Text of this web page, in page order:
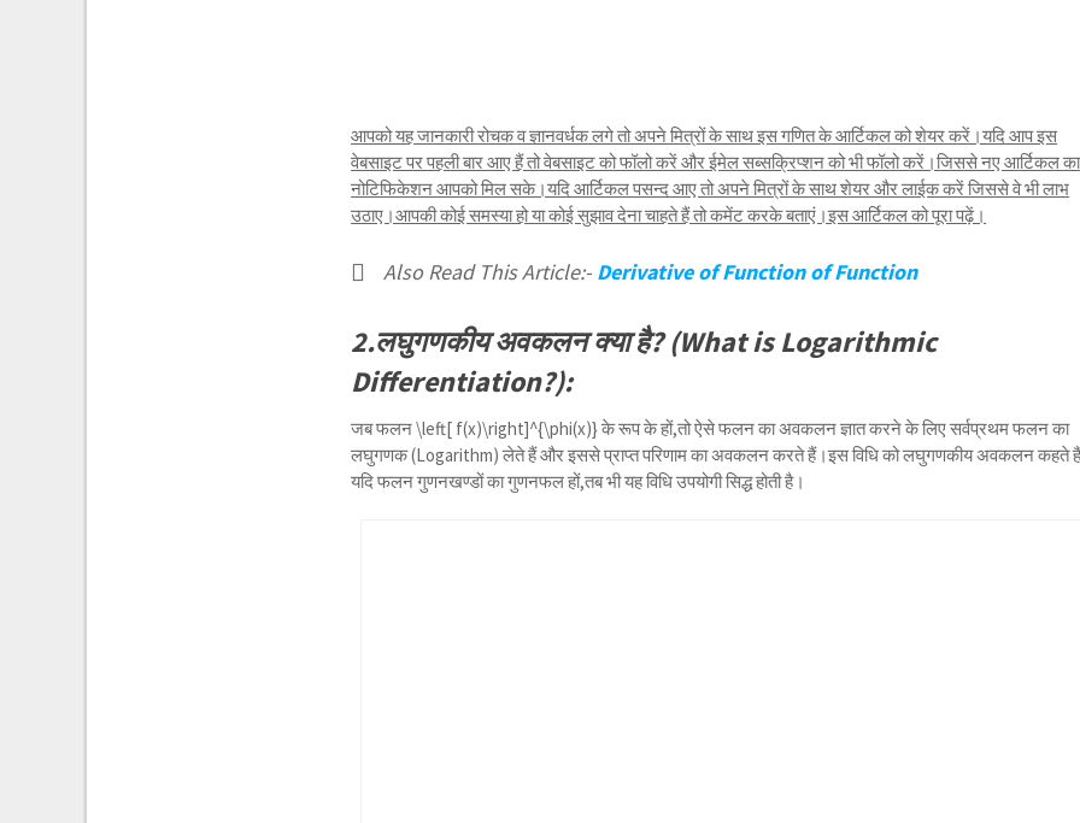
आपको यह जानकारी रोचक व ज्ञानवर्धक लगे तो अपने मित्रों के साथ इस गणित के आर्टिकल को शेयर करें।यदि आप इस
वेबसाइट पर पहली बार आए हैं तो वेबसाइट को फॉलो करें और ईमेल सब्सक्रिप्शन को भी फॉलो करें।जिससे नए आर्टिकल का
नोटिफिकेशन आपको मिल सके।यदि आर्टिकल पसन्द आए तो अपने मित्रों के साथ शेयर और लाईक करें जिससे वे भी लाभ
उठाए।आपकी कोई समस्या हो या कोई सुझाव देना चाहते हैं तो कमेंट करके बताएं।इस आर्टिकल को पूरा पढ़ें।
Also Read This Article:- Derivative of Function of Function
2.लघुगणकीय अवकलन क्या है? (What is Logarithmic
Differentiation?):
जब फलन\left[ f(x)\right]^{\phi(x)}के रूप के हों,तो ऐसे फलन का अवकलन ज्ञात करने के लिए सर्वप्रथम फलन का
लघुगणक (Logarithm) लेते हैं और इससे प्राप्त परिणाम का अवकलन करते हैं।इस विधि को लघुगणकीय अवकलन कहते
यदि फलन गुणनखण्डों का गुणनफल हों,तब भी यह विधि उपयोगी सिद्ध होती है।